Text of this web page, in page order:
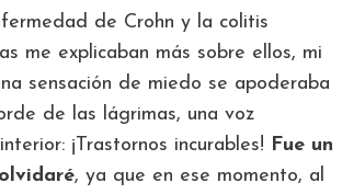
de Crohn y la colitis
me explicaban más sobre ellos, mi
sensación de miedo se apoderaba
de las lágrimas, una voz
¡Trastornos incurables! Fue un
, ya que en ese momento, al